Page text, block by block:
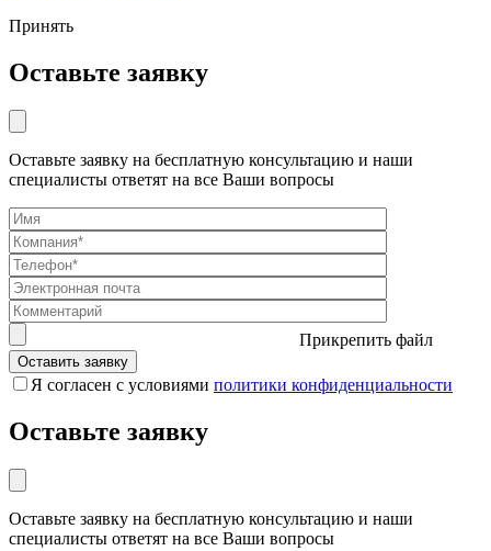
Принять
Оставьте заявку
Оставьте заявку на бесплатную консультацию и наши
специалисты ответят на все Ваши вопросы
Прикрепить файл
Я согласен с условиями политики конфиденциальности
Оставьте заявку
Оставьте заявку на бесплатную консультацию и наши
специалисты ответят на все Ваши вопросы